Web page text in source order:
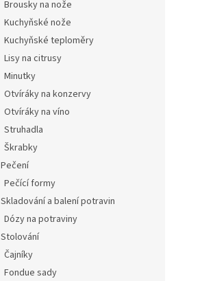
Brousky na nože
Kuchyňské nože
Kuchyňské teploměry
Lisy na citrusy
Minutky
Otvíráky na konzervy
Otvíráky na víno
Struhadla
Škrabky
Pečení
Pečící formy
Skladování a balení potravin
Dózy na potraviny
Stolování
Čajníky
Fondue sady